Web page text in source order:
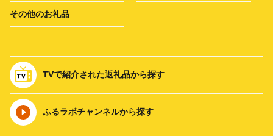
その他のお礼品
TVで紹介された返礼品から探す
ふるラボチャンネルから探す